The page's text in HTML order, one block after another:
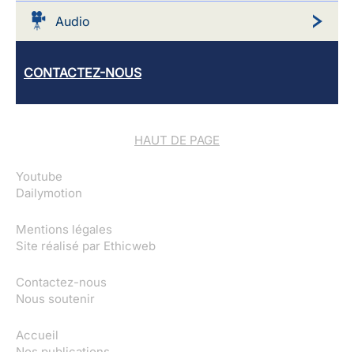
Audio
CONTACTEZ-NOUS
HAUT DE PAGE
Youtube
Dailymotion
Mentions légales
Site réalisé par Ethicweb
Contactez-nous
Nous soutenir
Accueil